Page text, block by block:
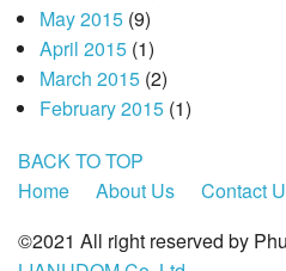
May 2015(9)
April 2015(1)
March 2015(2)
February 2015(1)
BACK TO TOP
Home
About Us
Contact
©2021 All right reserved by